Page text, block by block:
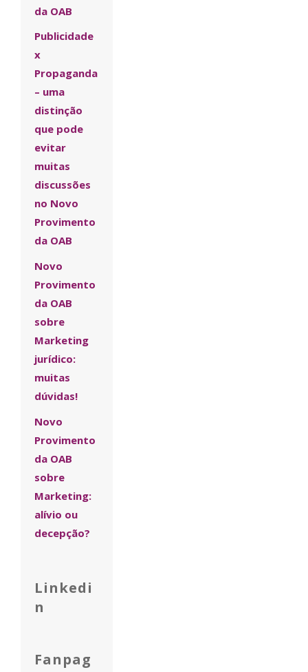
da OAB
Publicidade
x
Propaganda
– uma
distinção
que pode
evitar
muitas
discussões
no Novo
Provimento
da OAB
Novo
Provimento
da OAB
sobre
Marketing
jurídico:
muitas
dúvidas!
Novo
Provimento
da OAB
sobre
Marketing:
alívio ou
decepção?
Linkedi
n
Fanpag